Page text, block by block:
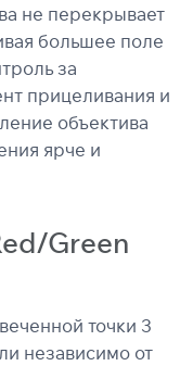
не перекрывает
большее поле
за
прицеливания и
объектива
ярче и
Green
точки 3
независимо от
недели